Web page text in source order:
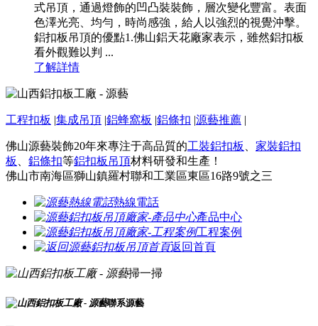
式吊頂，通過燈飾的凹凸裝裝飾，層次變化豐富。表面
色澤光亮、均勻，時尚感強，給人以強烈的視覺沖擊。
鋁扣板吊頂的優點1.佛山鋁天花廠家表示，雖然鋁扣板
看外觀難以判 ...
了解詳情
工程扣板 |集成吊頂 |鋁蜂窩板 |鋁條扣 |源藝推薦 |
佛山源藝裝飾20年來專注于高品質的工裝鋁扣板
家裝鋁扣
板
鋁條扣等鋁扣板吊頂材料研發和生產！
佛山市南海區獅山鎮羅村聯和工業區東區16路9號之三
熱線電話
產品中心
工程案例
返回首頁
掃一掃
聯系源藝